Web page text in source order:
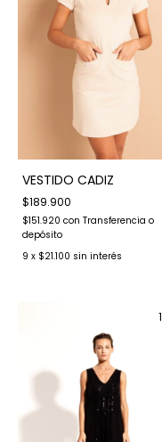
VESTIDO CADIZ
$189.900
$151.920 con Transferencia o
depósito
9 x $21.100 sin interés
1